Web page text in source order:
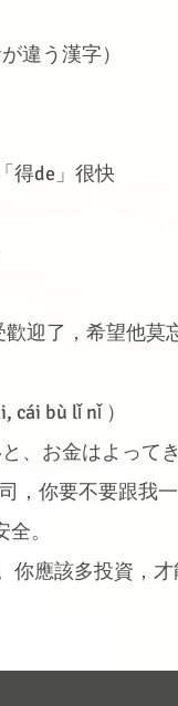
違う漢字）
得de」很快
迎了，希望他莫
cái bù lǐ nǐ ）
、お金はよって
，你要不要跟我
。
應該多投資，才